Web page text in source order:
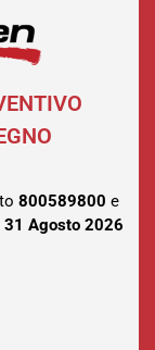
800589800 e
31 Agosto 2026